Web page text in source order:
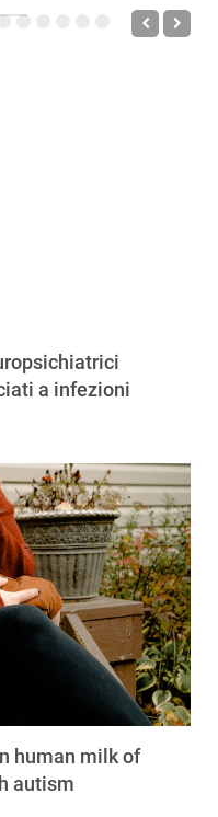
a infezioni
human milk of
autism